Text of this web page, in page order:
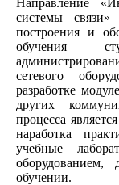
системы связи»
построения и
обучения
сетевого
разработке
других
процесса
наработка
учебные
обучении.